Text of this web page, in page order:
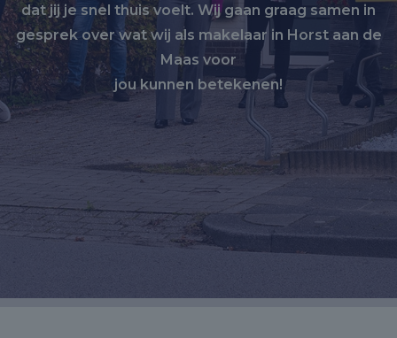
dat jij je snel thuis voelt. Wij gaan graag samen in
gesprek over wat wij als makelaar in Horst aan de
Maas voor
jou kunnen betekenen!